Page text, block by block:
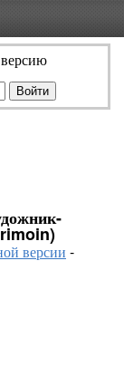
версии -